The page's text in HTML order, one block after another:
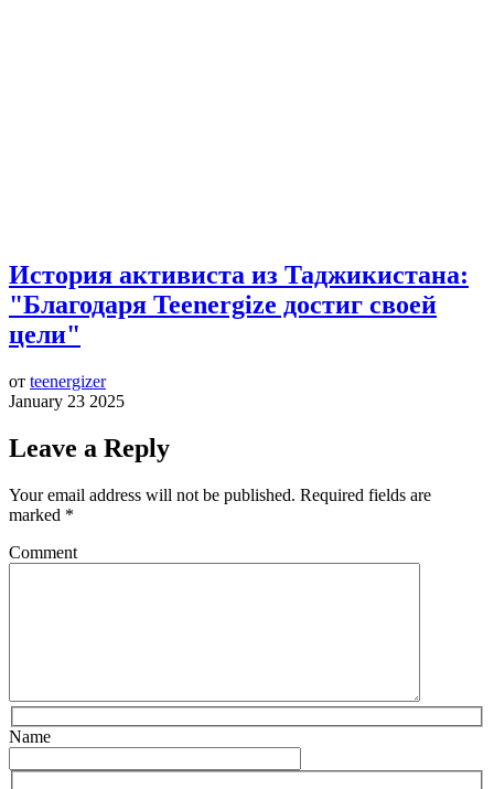
История активиста из Таджикистана:
"Благодаря Teenergize достиг своей
цели"
от teenergizer
January 23 2025
Leave a Reply
Your email address will not be published. Required fields are
marked *
Comment
Name